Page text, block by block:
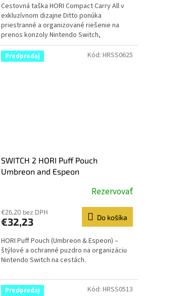
Cestovná taška HORI Compact Carry All v
exkluzívnom dizajne Ditto ponúka
priestranné a organizované riešenie na
prenos konzoly Nintendo Switch,
dokovacej stanice, ovládačov a...
Predpredaj
SWITCH 2 HORI Puff Pouch
Umbreon and Espeon
Rezervovať
€26,20 bez DPH
€32,23 Do košíka
HORI Puff Pouch (Umbreon & Espeon) –
štýlové a ochranné puzdro na organizáciu
Nintendo Switch na cestách.
Kód: HRSS0625
Predpredaj Kód: HRSS0513